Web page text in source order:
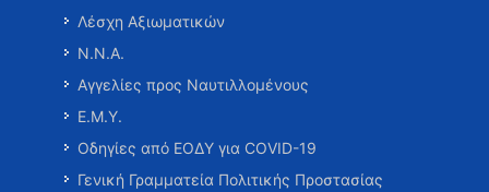
Λέσχη Αξιωματικών
Ν.Ν.Α.
Αγγελίες προς Ναυτιλλομένους
Ε.Μ.Υ.
Οδηγίες από ΕΟΔΥ για COVID-19
Γενική Γραμματεία Πολιτικής Προστασίας